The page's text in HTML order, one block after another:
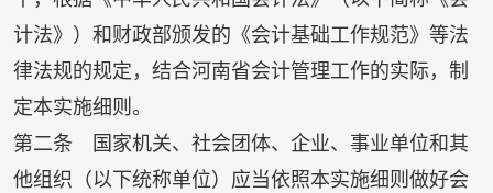
计法》）和财政部颁发的《会计基础工作规范》等法
律法规的规定，结合河南省会计管理工作的实际，制
定本实施细则。
第二条 国家机关、社会团体、企业、事业单位和其
他组织（以下统称单位）应当依照本实施细则做好会